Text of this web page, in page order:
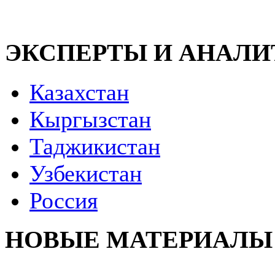
ЭКСПЕРТЫ И
Казахстан
Кыргызстан
Таджикистан
Узбекистан
Россия
НОВЫЕ МАТЕРИАЛЫ